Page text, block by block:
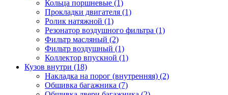
Кольца поршневые (1)
Прокладки двигателя (1)
Ролик натяжной (1)
Резонатор воздушного фильтра (1)
Фильтр масляный (2)
Фильтр воздушный (1)
Коллектор впускной (1)
Кузов внутри (18)
Накладка на порог (внутренняя) (2)
Обшивка багажника (7)